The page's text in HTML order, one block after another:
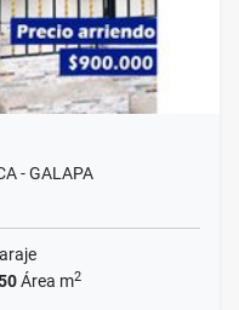
- GALAPA
Área m2